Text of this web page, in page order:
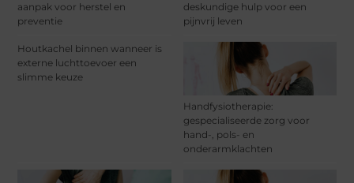
aanpak voor herstel en
preventie
deskundige hulp voor een
pijnvrij leven
Houtkachel binnen wanneer is
externe luchttoevoer een
slimme keuze
Handfysiotherapie:
gespecialiseerde zorg voor
hand-, pols- en
onderarmklachten